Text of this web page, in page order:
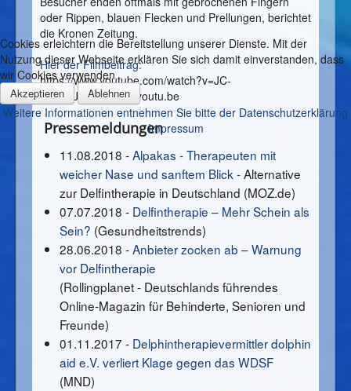
oder Rippen, blauen Flecken und Prellungen, berichtet
die Kronen Zeitung.
Hier derFilmbeitrag:
https://www.youtube.com/watch?v=JC-
8okFCJjA&feature=youtu.be
Pressemeldungen
11.08.2018 -Alpakas - Therapeuten mit
weicher Nase und sanftem Blick -Alternative
zur Delfintherapie in Deutschland (MOZ.de)
07.07.2018 - Delfintherapie – Mehr Schein als
Sein? (Gesundheitstrends)
28.06.2018 -Anbieter zocken ab – Warnung
vor Delfintherapie
(Rollingplanet - Deutschlands führendes
Online-Magazin für Behinderte, Senioren und
Freunde)
01.11.2017 - Delphintherapievermittler dolphin
aid e.V. verliert Klage gegen das WDSF
(MND)
Cookies erleichtern die Bereitstellung unserer Dienste. Mit der
Nutzung dieser Webseite erklären Sie sich damit einverstanden, dass
wir Cookies verwenden
Akzeptieren Ablehnen
Weitere Informationen entnehmen Sie bitte der Datenschutzerklärung
Impressum